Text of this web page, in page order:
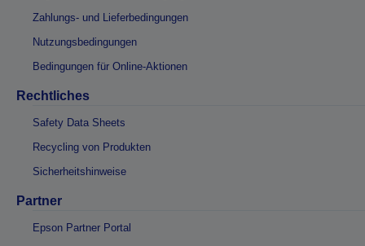
Zahlungs- und Lieferbedingungen
Nutzungsbedingungen
Bedingungen für Online-Aktionen
Rechtliches
Safety Data Sheets
Recycling von Produkten
Sicherheitshinweise
Partner
Epson Partner Portal